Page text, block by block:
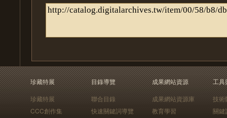
珍藏特展
珍藏特展
CCC創作集
目錄導覽
聯合目錄
快速關鍵詞導覽
成果網站資源
成果網站資源庫
教育學習
工具
技術
關鍵